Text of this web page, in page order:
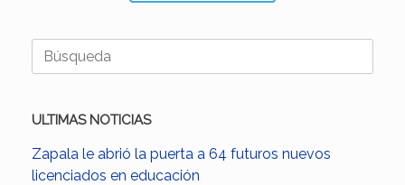
Buscar:
ULTIMAS NOTICIAS
Zapala le abrió la puerta a 64 futuros nuevos
licenciados en educación